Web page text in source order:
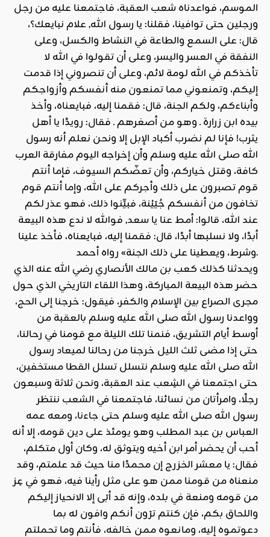
الموسم، فواعدناه شعب العقبة، فاجتمعنا عليه من رجل
ورجلين حتى توافينا، فقلنا: يا رسول الله, علام نبايعك؟،
قال: على السمع والطاعة في النشاط والكسل، وعلى
النفقة في العسر واليسر، وعلى أن تقولوا في الله لا
تأخذكم في الله لومة لائم، وعلى أن تنصروني إذا قدمت
إليكم، وتمنعوني مما تمنعون منه أنفسكم وأزواجكم
وأبناءكم، ولكم الجنة، قال: فقمنا إليه، فبايعناه، وأخذ
بيده ابن زرارة ـ وهو من أصغرهم ـ فقال: رويدًا يا أهل
يثرب! فإنا لم نضرب أكباد الإبل إلا ونحن نعلم أنه رسول
الله صلى الله عليه وسلم وأن إخراجه اليوم مفارقة العرب
كافة، وقتل خياركم، وأن تعضّكم السيوف، فإما أنتم
قوم تصبرون على ذلك وأجركم على الله، وإما أنتم قوم
تخافون من أنفسكم جُيَيْنة، فبيِّنوا ذلك، فهو عذر لكم
عند الله، قالوا: أمط عنا يا سعد, فوالله لا ندع هذه البيعة
أبدًا، ولا نسلبها أبدًا، قال: فقمنا إليه، فبايعناه، فأخذ علينا
وشرط، ويعطينا على ذلك الجنة» رواه أحمد.
ويحدثنا كذلك كعب بن مالك الأنصاري رضي الله عنه الذي
حضر هذه البيعة المباركة، وهذا اللقاء التاريخي الذي حول
مجرى الصراع بين الإسلام والكفر، فيقول: خرجنا إلى الحج،
وواعدنا رسول الله صلى الله عليه وسلم بالعقبة من
أوسط أيام التشريق، فنمنا تلك الليلة مع قومنا في رحالنا،
حتى إذا مضى ثلث الليل خرجنا من رحالنا لميعاد رسول
الله صلى الله عليه وسلم نتسلل تسلل القطا مستخفين،
حتى اجتمعنا في الشِعب عند العقبة، ونحن ثلاثة وسبعون
رجلًا، وامرأتان من نسائنا، فاجتمعنا في الشعب ننتظر
رسول الله صلى الله عليه وسلم حتى جاءنا، ومعه عمه
العباس بن عبد المطلب وهو يومئذ على دين قومه، إلا أنه
أحب أن يحضر أمر ابن أخيه ويتوثق له، وكان أول متكلم،
فقال: يا معشر الخزرج إن محمدًا منا حيث قد علمتم، وقد
منعناه من قومنا ممن هو على مثل رأينا فيه، فهو في عِز
من قومه ومنعة في بلده، وإنه قد أبَى إلا الانحياز إليكم
واللحاق بكم، فإن كنتم ترَون أنكم وافون له بما
دعوتموه إليه، ومانعوه ممن خالفه، فأنتم وما تحملتم